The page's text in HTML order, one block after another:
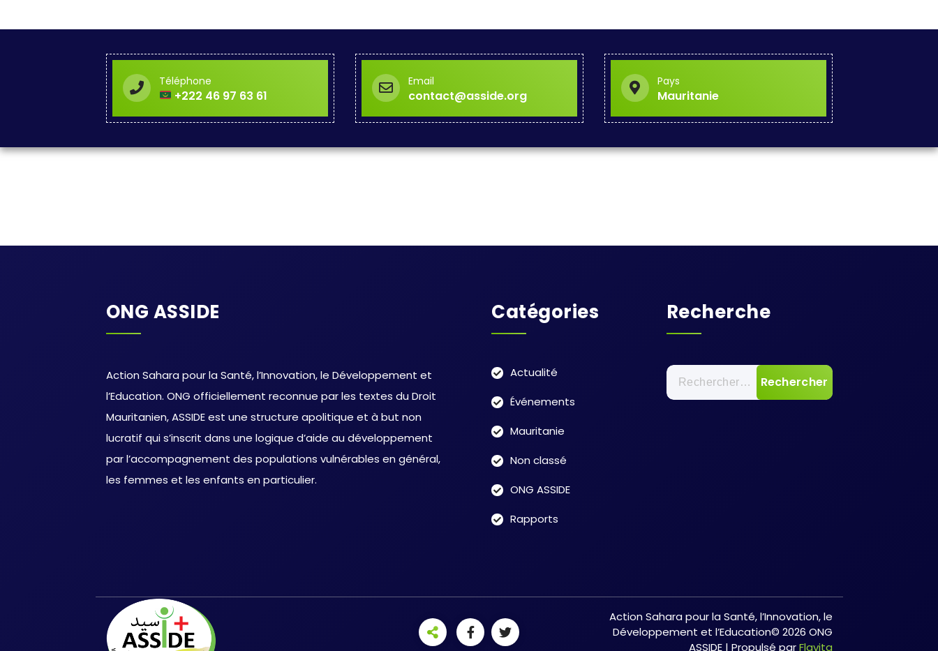
Téléphone
+222 46 97 63 61
Email
contact@asside.org
Pays
Mauritanie
ONG ASSIDE
Action Sahara pour la Santé, l’Innovation, le Développement et
l’Education. ONG officiellement reconnue par les textes du Droit
Mauritanien, ASSIDE est une structure apolitique et à but non
lucratif qui s’inscrit dans une logique d’aide au développement
par l’accompagnement des populations vulnérables en général,
les femmes et les enfants en particulier.
Catégories
Actualité
Événements
Mauritanie
Non classé
ONG ASSIDE
Rapports
Recherche
Rechercher :
Action Sahara pour la Santé, l’Innovation, le
Développement et l’Education© 2026 ONG
ASSIDE | Propulsé parFlavita